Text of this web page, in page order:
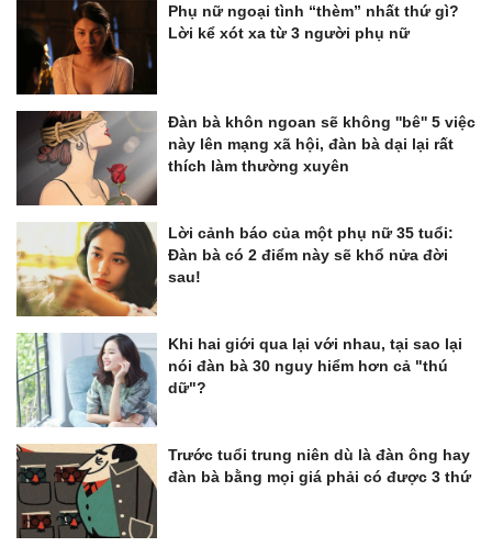
Phụ nữ ngoại tình “thèm” nhất thứ gì?
Lời kể xót xa từ 3 người phụ nữ
Đàn bà khôn ngoan sẽ không ''bê'' 5 việc
này lên mạng xã hội, đàn bà dại lại rất
thích làm thường xuyên
Lời cảnh báo của một phụ nữ 35 tuổi:
Đàn bà có 2 điểm này sẽ khổ nửa đời
sau!
Khi hai giới qua lại với nhau, tại sao lại
nói đàn bà 30 nguy hiểm hơn cả "thú
dữ"?
Trước tuổi trung niên dù là đàn ông hay
đàn bà bằng mọi giá phải có được 3 thứ